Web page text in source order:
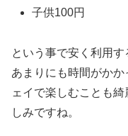
子供100円
という事で安く利用す
あまりにも時間がか
ェイで楽しむことも
しみですね。